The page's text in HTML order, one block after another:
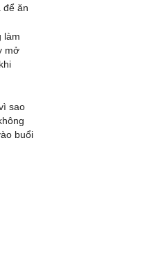
để ăn
làm
mở
sao
buổi